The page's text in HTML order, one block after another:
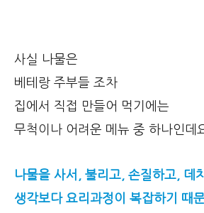
사실 나물은
베테랑 주부들 조차
집에서 직접 만들어 먹기에는
무척이나 어려운 메뉴 중 하나인데
나물을 사서, 불리고, 손질하고, 데
생각보다 요리과정이 복잡하기 때